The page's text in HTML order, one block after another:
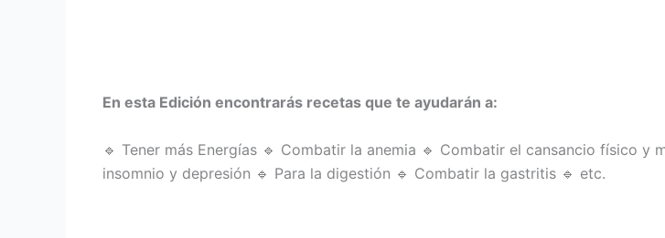
En esta Edición encontrarás recetas que te ayudarán a:
🔹 Tener más Energías 🔹 Combatir la anemia 🔹 Combatir el cansancio físico
insomnio y depresión 🔹 Para la digestión 🔹 Combatir la gastritis 🔹 etc.